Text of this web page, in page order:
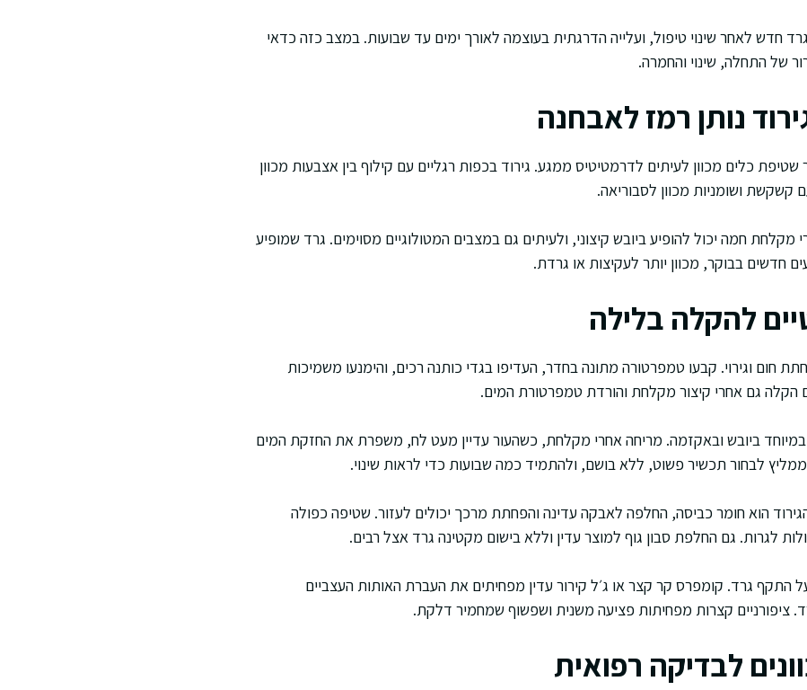
חדש לאחר שינוי טיפול, ועלייה הדרגתית בעוצמה לאורך ימים עד שבועות. במצב כזה כדאי
של התחלה, שינוי והחמרה.
נותן רמז לאבחנה
שטיפת כלים מכוון לעיתים לדרמטיטיס ממגע. גירוד בכפות רגליים עם קילוף בין אצבעות מכוון
ושומניות מכוון לסבוריאה.
חמה יכול להופיע ביובש קיצוני, ולעיתים גם במצבים המטולוגיים מסוימים. גרד שמופיע
חדשים בבוקר, מכוון יותר לעקיצות או גרדת.
להקלה בלילה
חום וגירוי. קבעו טמפרטורה מתונה בחדר, העדיפו בגדי כותנה רכים, והימנעו משמיכות
הקלה גם אחרי קיצור מקלחת והורדת טמפרטורת המים.
במיוחד ביובש ובאקזמה. מריחה אחרי מקלחת, כשהעור עדיין מעט לח, משפרת את החזקת המים
ממליץ לבחור תכשיר פשוט, ללא בושם, ולהתמיד כמה שבועות כדי לראות שינוי.
הוא חומר כביסה, החלפה לאבקה עדינה והפחתת מרכך יכולים לעזור. שטיפה כפולה
לגרות. גם החלפת סבון גוף למוצר עדין וללא בישום מקטינה גרד אצל רבים.
התקף גרד. קומפרס קר קצר או ג׳ל קירור עדין מפחיתים את העברת האותות העצביים
ציפורניים קצרות מפחיתות פציעה משנית ושפשוף שמחמיר דלקת.
לבדיקה רפואית